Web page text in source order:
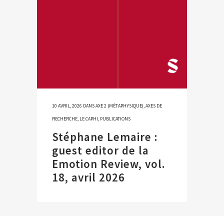
10 AVRIL, 2026 DANSAXE 2 (MÉTAPHYSIQUE),AXES DE
RECHERCHE, LE CAPHI, PUBLICATIONS
Stéphane Lemaire :
guest editor de la
Emotion Review, vol.
18, avril 2026